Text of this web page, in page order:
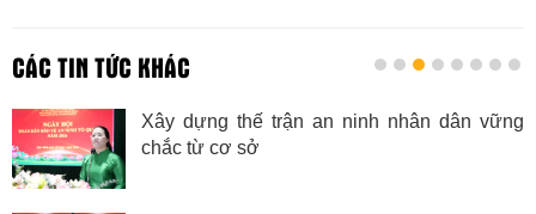
CÁC TIN TỨC KHÁC
Xây dựng thế trận an ninh nhân dân vững
chắc từ cơ sở